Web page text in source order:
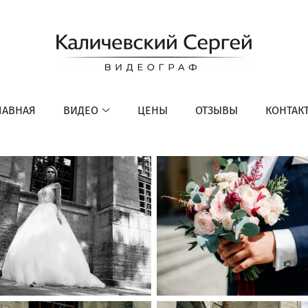
ВИДЕО ЦЕНЫ ОТЗЫВЫ